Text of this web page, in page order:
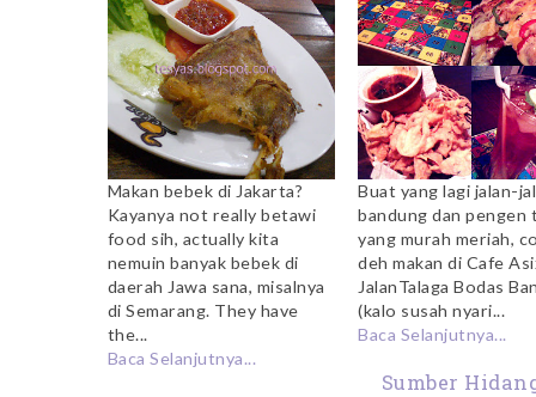
Makan bebek di Jakarta?
Kayanya not really betawi
food sih, actually kita
nemuin banyak bebek di
daerah Jawa sana, misalnya
di Semarang. They have
the...
Baca Selanjutnya...
Buat yang lagi jalan-
bandung dan pengen
yang murah meriah,
deh makan di Cafe
JalanTalaga Bodas
(kalo susah nyari...
Baca Selanjutnya...
Sumber